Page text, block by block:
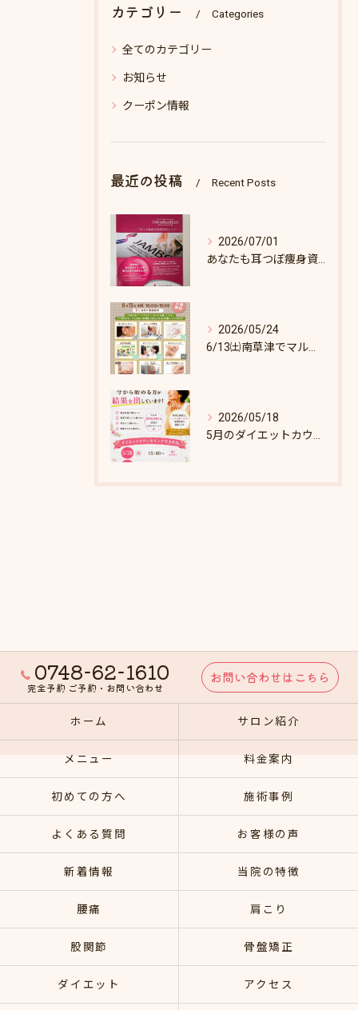
カテゴリー Categories
全てのカテゴリー
お知らせ
クーポン情報
最近の投稿 Recent Posts
2026/07/01
2026/05/24
2026/05/18
0748-62-1610
完全予約 ご予約・お問い合わせ
お問い合わせはこちら
ホーム サロン紹介
メニュー 料金案内
初めての方へ 施術事例
よくある質問 お客様の声
新着情報 当院の特徴
腰痛 肩こり
股関節 骨盤矯正
ダイエット アクセス